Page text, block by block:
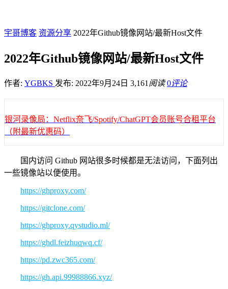
宇哥博客 资源分享 2022年Github镜像网站/最新Host文件
2022年Github镜像网站/最新Host文件
作者: YGBKS 发布: 2022年9月24日 3,161 阅读 0评论
银河录像局：Netflix奈飞/Spotify/ChatGPT会员账号合租平台
（附最新优惠码）
国内访问 Github 网站很多时候都是无法访问，下面列出
一些镜像站以便使用。
https://ghproxy.com/
https://gitclone.com/
https://ghproxy.qystudio.ml/
https://ghdl.feizhuqwq.cf/
https://pd.zwc365.com/
https://gh.api.99988866.xyz/